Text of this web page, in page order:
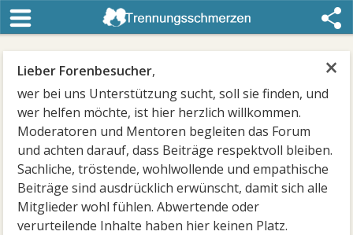
×
Lieber Forenbesucher,
wer bei uns Unterstützung sucht, soll sie finden, und
wer helfen möchte, ist hier herzlich willkommen.
Moderatoren und Mentoren begleiten das Forum
und achten darauf, dass Beiträge respektvoll bleiben.
Sachliche, tröstende, wohlwollende und empathische
Beiträge sind ausdrücklich erwünscht, damit sich alle
Mitglieder wohl fühlen. Abwertende oder
verurteilende Inhalte haben hier keinen Platz.